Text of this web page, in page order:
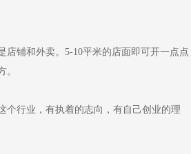
铺和外卖。5-10平米的店面即可开一点点
。
行业，有执着的志向，有自己创业的理